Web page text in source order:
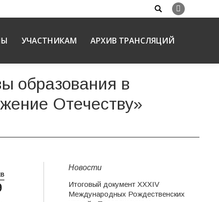
Search:
Вконтакте
УЧАСТНИКАМ АРХИВ ТРАНСЛЯЦИЙ
образования в
Отечеству»
Новости
Итоговый документ XXХIV
Международных Рождественских